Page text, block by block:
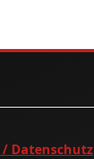
Datenschutz